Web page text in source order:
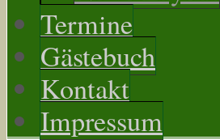
Termine
Gästebuch
Kontakt
Impressum